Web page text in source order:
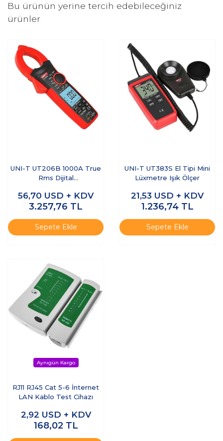
Bu ürünün yerine tercih edebileceğiniz
ürünler
UNI-T UT206B 1000A True
Rms Dijital
56,70 USD + KDV
3.257,76 TL
Sepete Ekle
UNI-T UT383S El Tipi Mini
Lüxmetre Işık Ölçer
21,53 USD + KDV
1.236,74 TL
Sepete Ekle
RJ11 RJ45 Cat 5-6 İnternet
LAN Kablo Test Cihazı
2,92 USD + KDV
168,02 TL